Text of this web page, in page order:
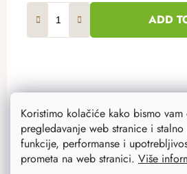
Koristimo kolačiće kako bismo
pregledavanje web stranice i
funkcije, performanse i
prometa na web stranici. Više
ADD
Akcija